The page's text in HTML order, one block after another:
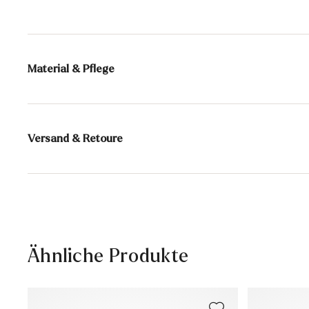
Material & Pflege
Produktionsgrößengang: EU-Größen
Versand & Retoure
Lieferzeit 5-6 Tage mit DHL oder GLS
Ähnliche Produkte